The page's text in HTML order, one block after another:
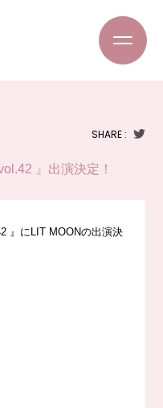
SHARE :
』出演決定！
』にLIT MOONの出演決